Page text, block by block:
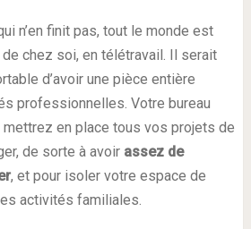
n’en finit pas, tout le monde est
chez soi, en télétravail. Il serait
d’avoir une pièce entière
professionnelles. Votre bureau
mettrez en place tous vos projets de
de sorte à avoir assez de
, et pour isoler votre espace de
activités familiales.